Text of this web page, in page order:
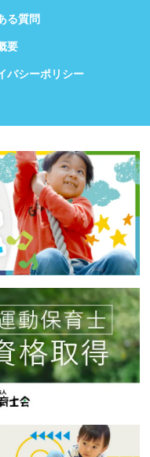
る質問
要
バシーポリシー